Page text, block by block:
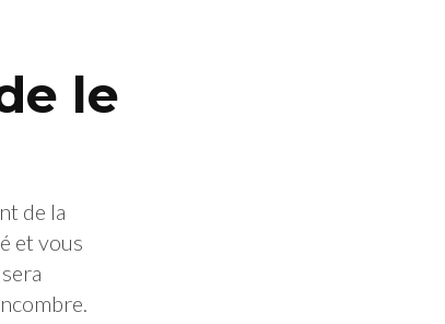
le
de la
et vous